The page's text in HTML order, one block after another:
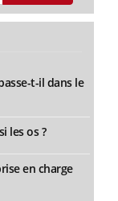
t-il dans le
les os ?
en charge